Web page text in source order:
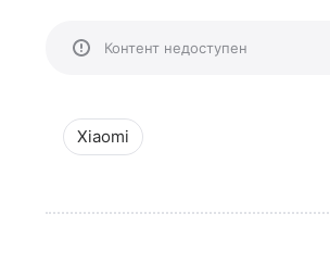
Контент недоступен
Xiaomi